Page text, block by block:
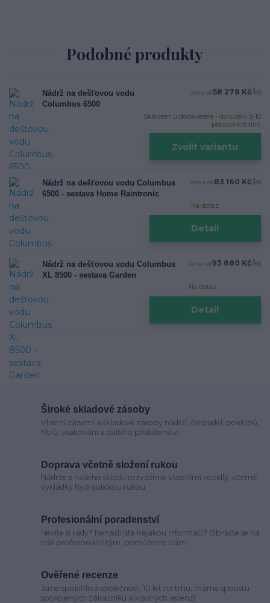
Podobné produkty
Nádrž na dešťovou vodu
Columbus 6500
cena od58 278 Kč/ks
Skladem u dodavatele - doručení 5-10
pracovních dnů
Zvolit variantu
Nádrž na dešťovou vodu Columbus
6500 - sestava Home Raintronic
cena od83 160 Kč/ks
Na dotaz
Detail
Nádrž na dešťovou vodu Columbus
XL 8500 - sestava Garden
cena od93 880 Kč/ks
Na dotaz
Detail
Široké skladové zásoby
Vlastní zázemí a skladové zásoby nádrží, čerpadel, poklopů,
filtrů, vsakování a dalšího příslušenství
Doprava včetně složení rukou
Nádrže z našeho skladu rozvážíme vlastními vozidly, včetně
vykládky hydraulickou rukou
Profesionální poradenství
Nevíte si rady? Nenašli jste nějakou informaci? Obraťte se na
náš profesionální tým, pomůžeme Vám!
Ověřené recenze
Jsme spolehlivá společnost, 10 let na trhu, máme spoustu
spokojených zákazníku a kladných recenzí